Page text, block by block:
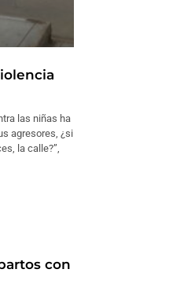
las niñas ha
agresores, ¿si
la calle?”,
con